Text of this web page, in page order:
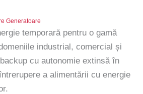
Generatoare
temporară pentru o gamă
industrial, comercial și
cu autonomie extinsă în
a alimentării cu energie